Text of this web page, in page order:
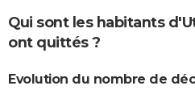
Qui sont les habitants
ont quittés ?
Evolution du nombre de